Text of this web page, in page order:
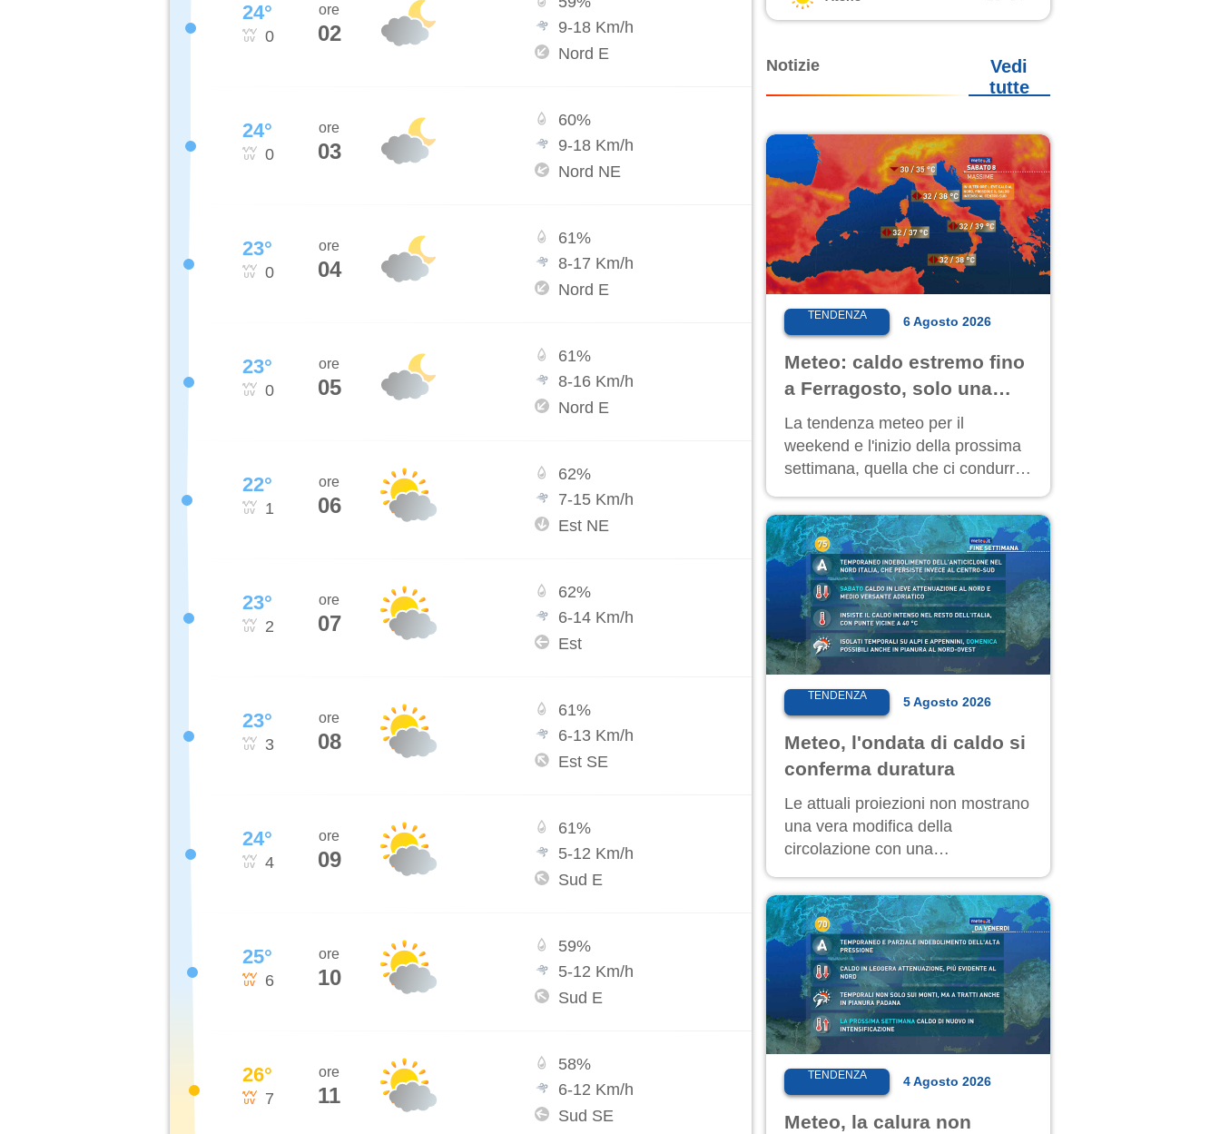
24°
0
ore
02
9-18 Km/h
Nord E
24°
0
ore
03
60%
9-18 Km/h
Nord NE
23°
0
ore
04
61%
8-17 Km/h
Nord E
23°
0
ore
05
61%
8-16 Km/h
Nord E
22°
1
ore
06
62%
7-15 Km/h
Est NE
23°
2
ore
07
62%
6-14 Km/h
Est
23°
3
ore
08
61%
6-13 Km/h
Est SE
24°
4
ore
09
61%
5-12 Km/h
Sud E
25°
6
ore
10
59%
5-12 Km/h
Sud E
26°
7
ore
11
58%
6-12 Km/h
Sud SE
Notizie
Vedi
tutte
TENDENZA 6 Agosto 2026
Meteo: caldo estremo fino
a Ferragosto, solo una
breve pausa. Ecco dove
La tendenza meteo per il
weekend e l'inizio della prossima
settimana, quella che ci condurrà
temperature molto elevate
TENDENZA 5 Agosto 2026
Meteo, l'ondata di caldo si
conferma duratura
Le attuali proiezioni non mostrano
una vera modifica della
circolazione con una
per molti giorni, compresa la
settimana di Ferragosto
TENDENZA 4 Agosto 2026
Meteo, la calura non